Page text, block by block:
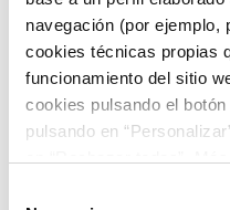
navegación (por
cookies técnicas propias
funcionamiento del sitio
cookies pulsando el
pulsando en
+
Ficha técnica